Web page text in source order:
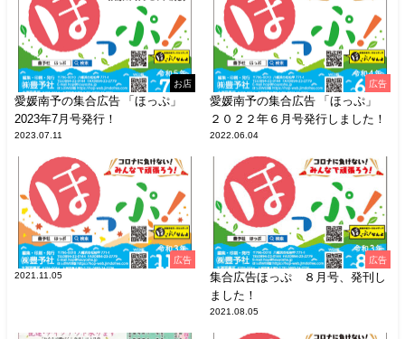
お店
愛媛南予の集合広告 「ほっぷ」
2023年7月号発行！
2023.07.11
広告
愛媛南予の集合広告 「ほっぷ」
２０２２年６月号発行しました！
2022.06.04
広告
2021.11.05
広告
集合広告ほっぷ ８月号、発刊し
ました！
2021.08.05